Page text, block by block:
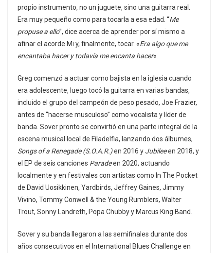
propio instrumento, no un juguete, sino una guitarra real.
Era muy pequeño como para tocarla a esa edad. “Me
propuse a ello”, dice acerca de aprender por sí mismo a
afinar el acorde Mi y, finalmente, tocar. «Era algo que me
encantaba hacer y todavía me encanta hacer«.
Greg comenzó a actuar como bajista en la iglesia cuando
era adolescente, luego tocó la guitarra en varias bandas,
incluido el grupo del campeón de peso pesado, Joe Frazier,
antes de “hacerse musculoso” como vocalista y líder de
banda. Sover pronto se convirtió en una parte integral de la
escena musical local de Filadelfia, lanzando dos álbumes,
Songs of a Renegade (S.O.A.R.)en 2016 y Jubileeen 2018, y
el EP de seis canciones Paradeen 2020, actuando
localmente y en festivales con artistas como In The Pocket
de David Uosikkinen, Yardbirds, Jeffrey Gaines, Jimmy
Vivino, Tommy Conwell & the Young Rumblers, Walter
Trout, Sonny Landreth, Popa Chubby y Marcus King Band.
Sover y su banda llegaron a las semifinales durante dos
años consecutivos en el International Blues Challenge en